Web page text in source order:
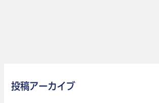
投稿アーカイブ